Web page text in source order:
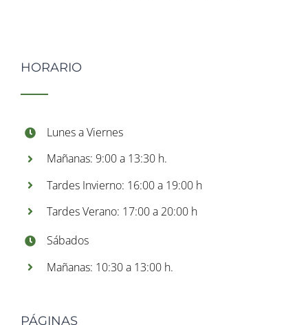
HORARIO
Lunes a Viernes
Mañanas: 9:00 a 13:30 h.
Tardes Invierno: 16:00 a 19:00 h
Tardes Verano: 17:00 a 20:00 h
Sábados
Mañanas: 10:30 a 13:00 h.
PÁGINAS